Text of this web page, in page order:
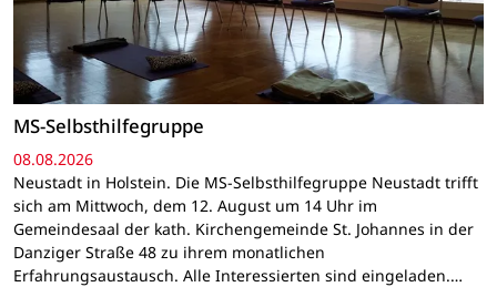
MS-Selbsthilfegruppe
08.08.2026
Neustadt in Holstein. Die MS-Selbsthilfegruppe Neustadt trifft
sich am Mittwoch, dem 12. August um 14 Uhr im
Gemeindesaal der kath. Kirchengemeinde St. Johannes in der
Danziger Straße 48 zu ihrem monatlichen
Erfahrungsaustausch. Alle Interessierten sind eingeladen.…